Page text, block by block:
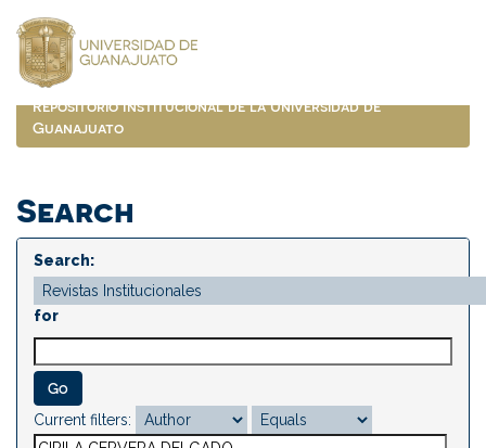
navigation
Repositorio Institucional de la Universidad de
Guanajuato
Search
Search:
for
Current filters: